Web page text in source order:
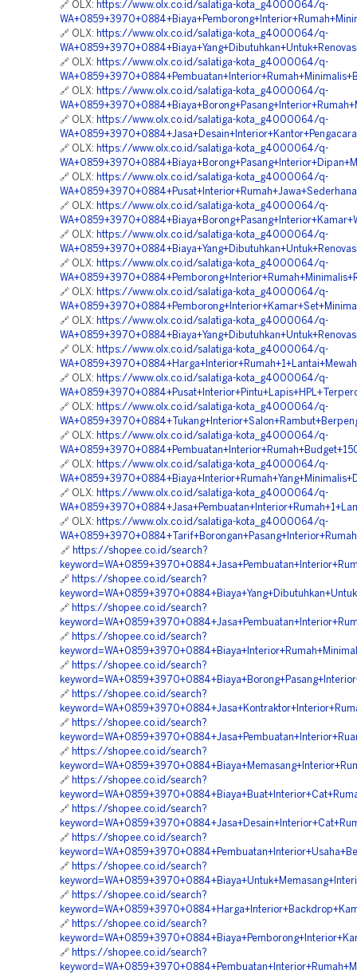
🔗 OLX: https://www.olx.co.id/salatiga-kota_g4000064/q-
🔗 OLX: https://www.olx.co.id/salatiga-kota_g4000064/q-
🔗 OLX: https://www.olx.co.id/salatiga-kota_g4000064/q-
🔗 OLX: https://www.olx.co.id/salatiga-kota_g4000064/q-
🔗 OLX: https://www.olx.co.id/salatiga-kota_g4000064/q-
🔗 OLX: https://www.olx.co.id/salatiga-kota_g4000064/q-
🔗 OLX: https://www.olx.co.id/salatiga-kota_g4000064/q-
🔗 OLX: https://www.olx.co.id/salatiga-kota_g4000064/q-
🔗 OLX: https://www.olx.co.id/salatiga-kota_g4000064/q-
🔗 OLX: https://www.olx.co.id/salatiga-kota_g4000064/q-
🔗 OLX: https://www.olx.co.id/salatiga-kota_g4000064/q-
🔗 OLX: https://www.olx.co.id/salatiga-kota_g4000064/q-
🔗 OLX: https://www.olx.co.id/salatiga-kota_g4000064/q-
🔗 OLX: https://www.olx.co.id/salatiga-kota_g4000064/q-
🔗 OLX: https://www.olx.co.id/salatiga-kota_g4000064/q-
🔗 OLX: https://www.olx.co.id/salatiga-kota_g4000064/q-
🔗 OLX: https://www.olx.co.id/salatiga-kota_g4000064/q-
🔗 OLX: https://www.olx.co.id/salatiga-kota_g4000064/q-
🔗 OLX: https://www.olx.co.id/salatiga-kota_g4000064/q-
🔗 https://shopee.co.id/search?
🔗 https://shopee.co.id/search?
🔗 https://shopee.co.id/search?
🔗 https://shopee.co.id/search?
🔗 https://shopee.co.id/search?
🔗 https://shopee.co.id/search?
🔗 https://shopee.co.id/search?
🔗 https://shopee.co.id/search?
🔗 https://shopee.co.id/search?
🔗 https://shopee.co.id/search?
🔗 https://shopee.co.id/search?
🔗 https://shopee.co.id/search?
🔗 https://shopee.co.id/search?
🔗 https://shopee.co.id/search?
🔗 https://shopee.co.id/search?